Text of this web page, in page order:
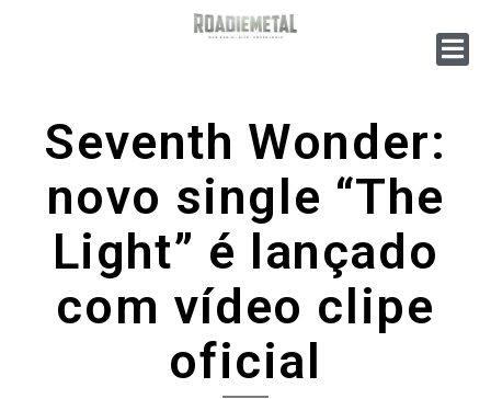
Seventh Wonder:
novo single “The
Light” é lançado
com vídeo clipe
oficial